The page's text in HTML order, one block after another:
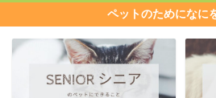
ペットのためになに